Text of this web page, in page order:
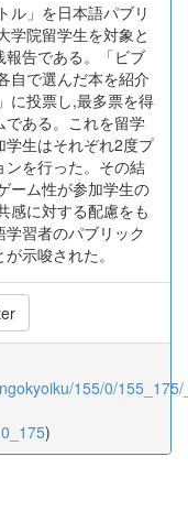
ル」を日本語パブリ
学院留学生を対象と
告である。「ビブ
自で選んだ本を紹介
に投票し,最多票を得
である。これを留学
生はそれぞれ2度プ
ンを行った。その結
ーム性が参加学生の
感に対する配慮をも
習者のパブリック
示唆された。
155/0/
)